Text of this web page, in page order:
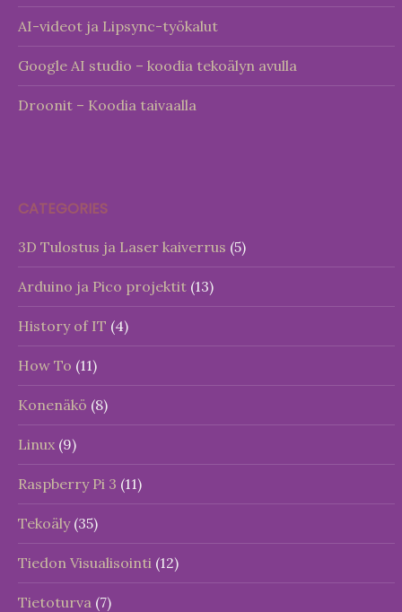
AI-videot ja Lipsync-työkalut
Google AI studio – koodia tekoälyn avulla
Droonit – Koodia taivaalla
CATEGORIES
3D Tulostus ja Laser kaiverrus (5)
Arduino ja Pico projektit (13)
History of IT (4)
How To (11)
Konenäkö (8)
Linux (9)
Raspberry Pi 3 (11)
Tekoäly(35)
Tiedon Visualisointi (12)
Tietoturva (7)